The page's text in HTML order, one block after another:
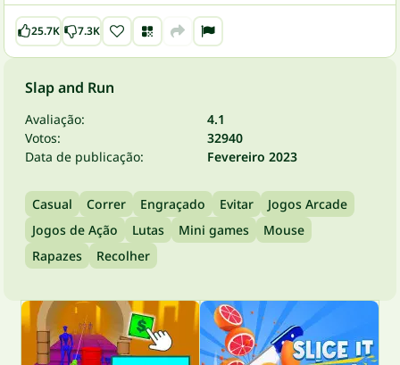
25.7K 7.3K
Slap and Run
Avaliação:
4.1
Votos:
32940
Data de publicação:
Fevereiro 2023
Casual Correr Engraçado Evitar
Jogos Arcade
Jogos de Ação
Lutas Mini games
Mouse
Rapazes
Recolher